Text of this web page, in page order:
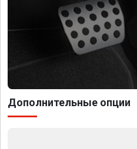
Дополнительные опции